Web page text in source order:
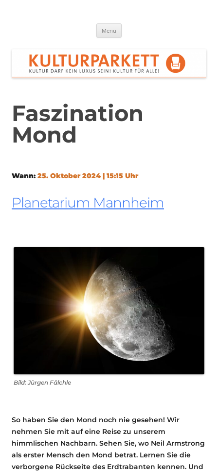
Menü
Faszination
Mond
Wann: 25. Oktober 2024 | 15:15 Uhr
Planetarium Mannheim
Bild: Jürgen Fälchle
So haben Sie den Mond noch nie gesehen! Wir
nehmen Sie mit auf eine Reise zu unserem
himmlischen Nachbarn. Sehen Sie, wo Neil Armstrong
als erster Mensch den Mond betrat. Lernen Sie die
verborgene Rückseite des Erdtrabanten kennen. Und